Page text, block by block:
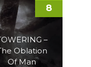
–
Oblation
Of Man
8